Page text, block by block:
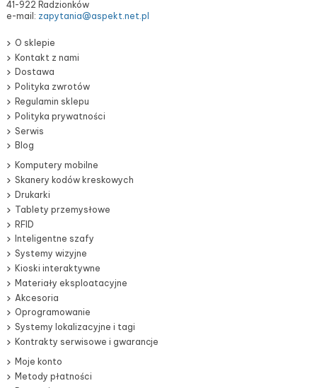
41-922 Radzionków
e-mail: zapytania@aspekt.net.pl
O sklepie
Kontakt z nami
Dostawa
Polityka zwrotów
Regulamin sklepu
Polityka prywatności
Serwis
Blog
Komputery mobilne
Skanery kodów kreskowych
Drukarki
Tablety przemysłowe
RFID
Inteligentne szafy
Systemy wizyjne
Kioski interaktywne
Materiały eksploatacyjne
Akcesoria
Oprogramowanie
Systemy lokalizacyjne i tagi
Kontrakty serwisowe i gwarancje
Moje konto
Metody płatności